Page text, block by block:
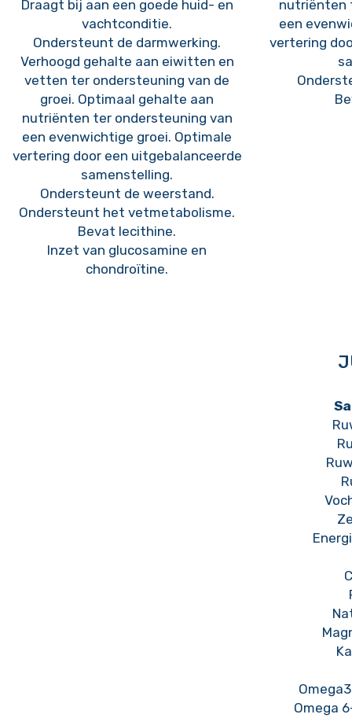
Draagt bij aan een goede huid- en
vachtconditie.
Ondersteunt de darmwerking.
Verhoogd gehalte aan eiwitten en
vetten ter ondersteuning van de
groei. Optimaal gehalte aan
nutriënten ter ondersteuning van
een evenwichtige groei. Optimale
vertering door een uitgebalanceerde
samenstelling.
Ondersteunt de weerstand.
Ondersteunt het vetmetabolisme.
Bevat lecithine.
Inzet van glucosamine en
chondroïtine.
nutriënten
een
vertering
Omega